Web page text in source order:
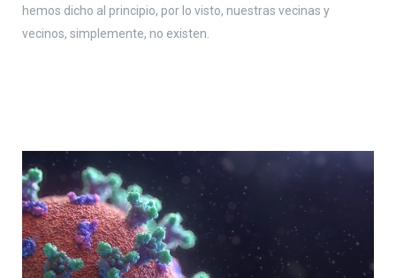
hemos dicho al principio, por lo visto, nuestras vecinas y
vecinos, simplemente, no existen.